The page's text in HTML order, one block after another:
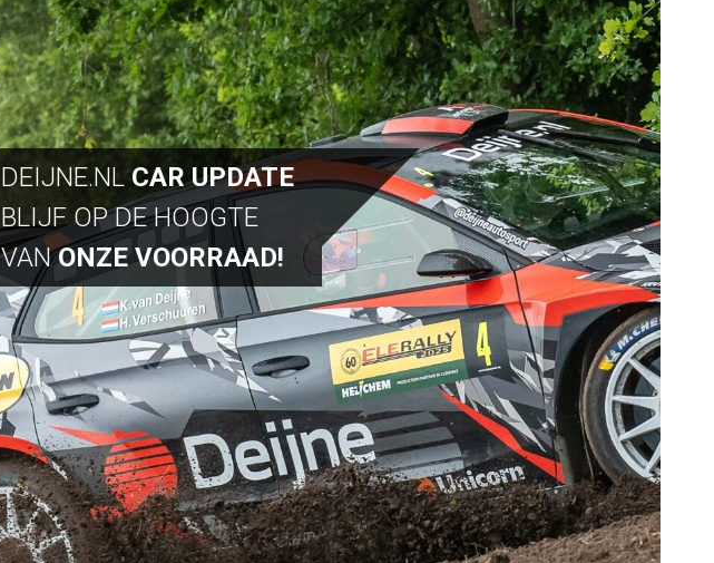
DEIJNE.NL CAR UPDATE
BLIJF OP DE HOOGTE
VANONZE VOORRAAD!